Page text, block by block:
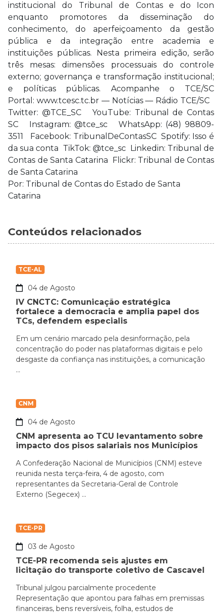
institucional do Tribunal de Contas e do Icon
enquanto promotores da disseminação do
conhecimento, do aperfeiçoamento da gestão
pública e da integração entre academia e
instituições públicas. Nesta primeira edição, serão
três mesas: dimensões processuais do controle
externo; governança e transformação institucional;
e políticas públicas. Acompanhe o TCE/SC
Portal: www.tcesc.tc.br — Notícias — Rádio TCE/SC
Twitter: @TCE_SC YouTube: Tribunal de Contas
SC Instagram: @tce_sc WhatsApp: (48) 98809-
3511 Facebook: TribunalDeContasSC Spotify: Isso é
da sua conta TikTok: @tce_sc Linkedin: Tribunal de
Contas de Santa Catarina Flickr: Tribunal de Contas
de Santa Catarina
Por: Tribunal de Contas do Estado de Santa
Catarina
Conteúdos relacionados
TCE-AL
04 de Agosto
IV CNCTC: Comunicação estratégica
fortalece a democracia e amplia papel dos
TCs, defendem especialis
Em um cenário marcado pela desinformação, pela
concentração do poder nas plataformas digitais e pelo
desgaste da confiança nas instituições, a comunicação
...
CNM
04 de Agosto
CNM apresenta ao TCU levantamento sobre
impacto dos pisos salariais nos Municípios
A Confederação Nacional de Municípios (CNM) esteve
reunida nesta terça-feira, 4 de agosto, com
representantes da Secretaria-Geral de Controle
Externo (Segecex) ...
TCE-PR
03 de Agosto
TCE-PR recomenda seis ajustes em
licitação do transporte coletivo de Cascavel
Tribunal julgou parcialmente procedente
Representação que apontou para falhas em premissas
financeiras, bens reversíveis, folha, estudos de